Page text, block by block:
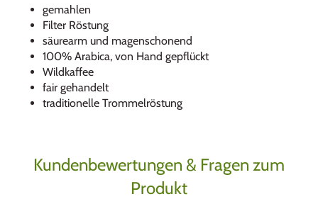
gemahlen
Filter Röstung
säurearm und magenschonend
100% Arabica, von Hand gepflückt
Wildkaffee
fair gehandelt
traditionelle Trommelröstung
Kundenbewertungen & Fragen zum
Produkt